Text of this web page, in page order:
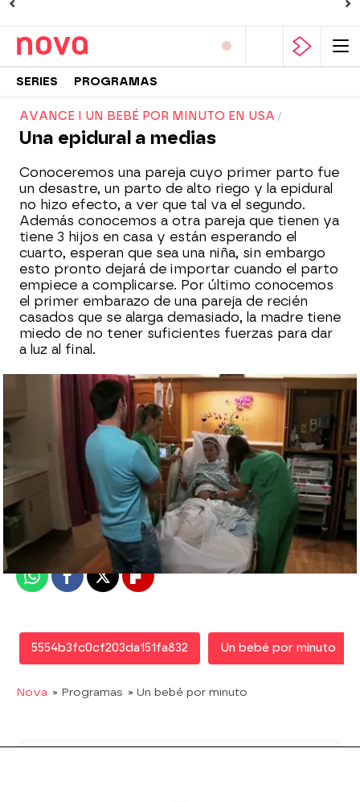
SERIES PROGRAMAS
AVANCE I UN BEBÉ POR MINUTO EN USA
Una epidural a medias
Conoceremos una pareja cuyo primer parto fue
un desastre, un parto de alto riego y la epidural
no hizo efecto, a ver que tal va el segundo.
Además conocemos a otra pareja que tienen ya
tiene 3 hijos en casa y están esperando el
cuarto, esperan que sea una niña, sin embargo
esto pronto dejará de importar cuando el parto
empiece a complicarse. Por último conocemos
el primer embarazo de una pareja de recién
casados que se alarga demasiado, la madre tiene
miedo de no tener suficientes fuerzas para dar
a luz al final.
Madrid
Publicado: 30 de septiembre de 2011, 16:39
WhatsappFacebook
X Flipboard
5554b3fc0cf203da151fa832 Un bebé por minuto
Nova » Programas » Un bebé por minuto